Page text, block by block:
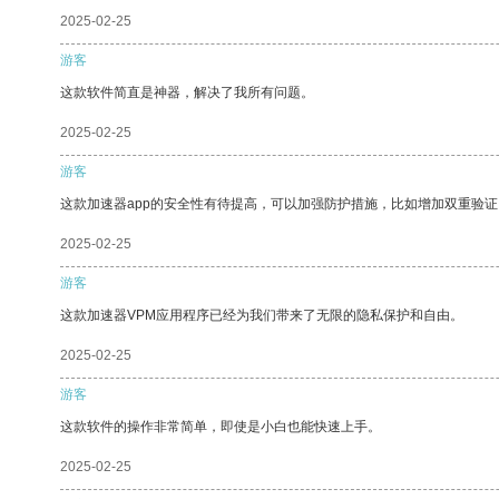
2025-02-25
游客
这款软件简直是神器，解决了我所有问题。
2025-02-25
游客
这款加速器app的安全性有待提高，可以加强防护措施，比如增加双重验
2025-02-25
游客
这款加速器VPM应用程序已经为我们带来了无限的隐私保护和自由。
2025-02-25
游客
这款软件的操作非常简单，即使是小白也能快速上手。
2025-02-25